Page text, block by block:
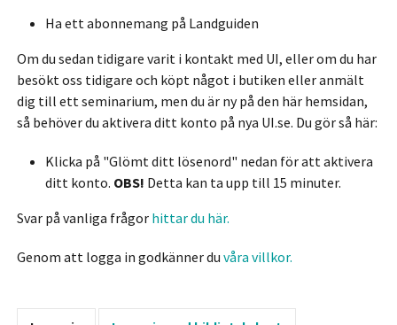
Ha ett abonnemang på Landguiden
Om du sedan tidigare varit i kontakt med UI, eller om du har
besökt oss tidigare och köpt något i butiken eller anmält
dig till ett seminarium, men du är ny på den här hemsidan,
så behöver du aktivera ditt konto på nya UI.se. Du gör så här:
Klicka på "Glömt ditt lösenord" nedan för att aktivera
ditt konto. OBS! Detta kan ta upp till 15 minuter.
Svar på vanliga frågor hittar du här.
Genom att logga in godkänner du våra villkor.